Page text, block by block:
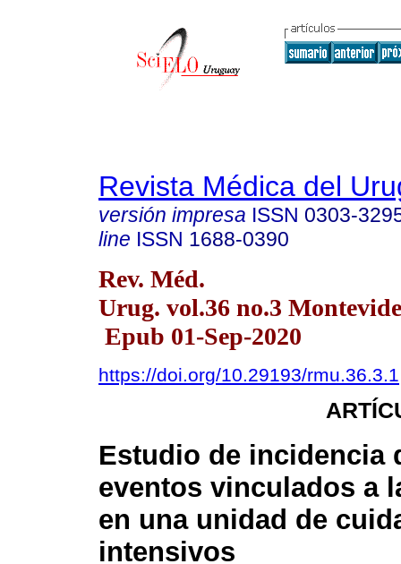
Revista Médica del
versión impresa ISSN 0303-
line ISSN 1688-0390
Rev. Méd.
Urug. vol.36 no.3
Epub 01-Sep-2020
https://doi.org/10.29193/rmu.36.3.1
Estudio de incidencia
eventos vinculados a
en una unidad de
intensivos